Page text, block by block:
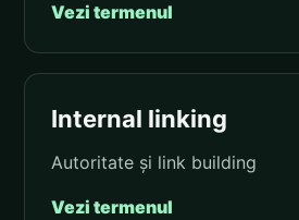
Vezi termenul
Internal linking
Autoritate și link building
Vezi termenul